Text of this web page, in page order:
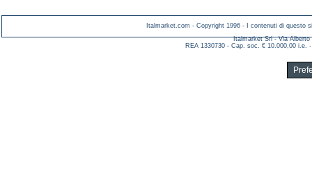
Italmarket.com - Copyright 1996 - I contenuti di questo
Italmarket Srl - Via Alberto
REA 1330730 - Cap. soc. € 10.000,00 i.e.